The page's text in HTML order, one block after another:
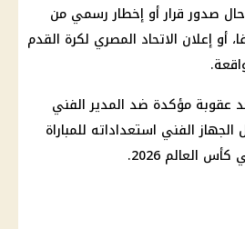
صدور قرار أو إخطار رسمي من
أو إعلان الاتحاد المصري لكرة القدم
عقوبة مؤكدة ضد المدير الفني
الفني استعداداته للمباراة
العالم 2026.